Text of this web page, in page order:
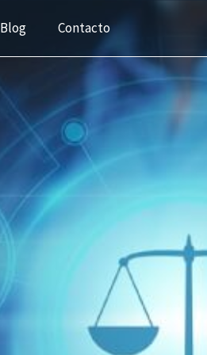
Blog Contacto